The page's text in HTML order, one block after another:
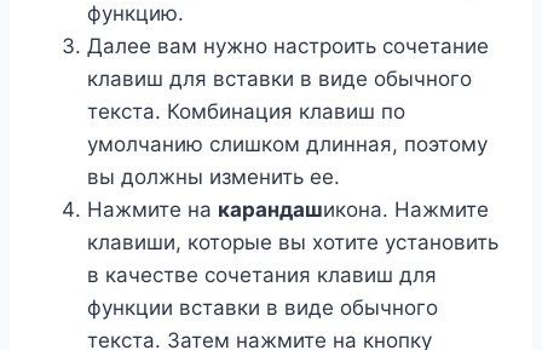
функцию.
Далее вам нужно настроить сочетание
клавиш для вставки в виде обычного
текста. Комбинация клавиш по
умолчанию слишком длинная, поэтому
вы должны изменить ее.
Нажмите на карандашикона. Нажмите
клавиши, которые вы хотите установить
в качестве сочетания клавиш для
функции вставки в виде обычного
текста. Затем нажмите на кнопку